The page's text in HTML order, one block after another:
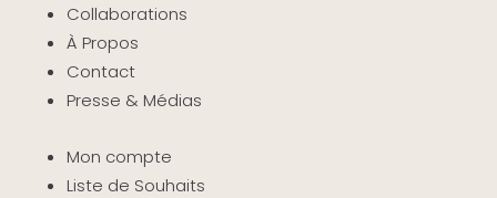
Collaborations
À Propos
Contact
Presse & Médias
Mon compte
Liste de Souhaits